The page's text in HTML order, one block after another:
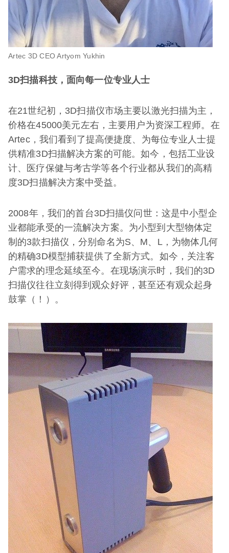
Artec 3D CEO Artyom Yukhin
3D扫描科技，面向每一位专业人士
在21世纪初，3D扫描仪市场主要以激光扫描为主，
价格在45000美元左右，主要用户为资深工程师。在
Artec，我们看到了提高便捷度、为每位专业人士提
供精准3D扫描解决方案的可能。如今，包括工业设
计、医疗保健与考古学等各个行业都从我们的高精
度3D扫描解决方案中受益。
2008年，我们的首台3D扫描仪问世：这是中小型企
业都能承受的一流解决方案。为小型到大型物体定
制的3款扫描仪，分别命名为S、M、L，为物体几何
的精确3D模型捕获提供了全新方式。如今，关注客
户需求的理念延续至今。在现场演示时，我们的3D
扫描仪往往立刻得到观众好评，甚至还有观众起身
鼓掌（！）。